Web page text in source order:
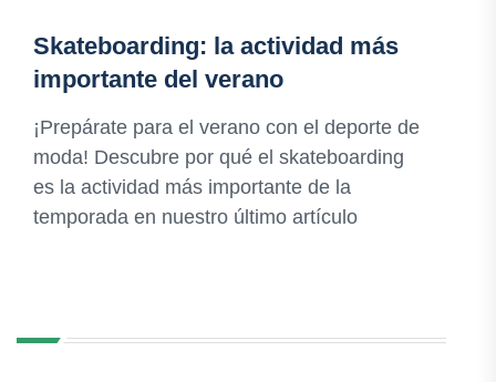
Skateboarding: la actividad más
importante del verano
¡Prepárate para el verano con el deporte de
moda! Descubre por qué el skateboarding
es la actividad más importante de la
temporada en nuestro último artículo